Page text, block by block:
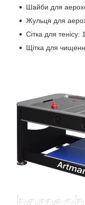
Шайби для
Жульця для
Сітка для тенісу:
Щітка для